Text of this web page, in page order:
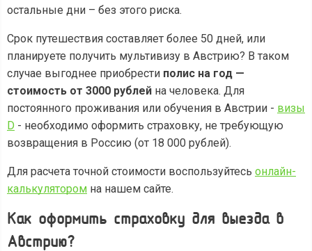
остальные дни – без этого риска.
Срок путешествия составляет более 50 дней, или
планируете получить мультивизу в Австрию? В таком
случае выгоднее приобрести полис на год —
стоимость от 3000 рублей на человека. Для
постоянного проживания или обучения в Австрии - визы
D - необходимо оформить страховку, не требующую
возвращения в Россию (от 18 000 рублей).
Для расчета точной стоимости воспользуйтесь онлайн-
калькулятором на нашем сайте.
Как оформить страховку для выезда в
Австрию?